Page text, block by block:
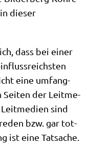
die­ser
dass bei einer
eine umfang­
Sei­ten der Leit­me­
sind
bzw. gar tot­
ist eine Tatsache.